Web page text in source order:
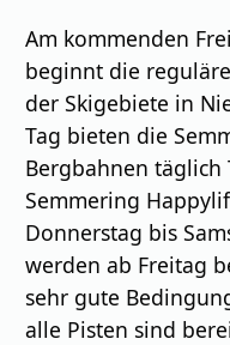
Am kommenden
beginnt die
der Skigebiete in
Tag bieten die
Bergbahnen täglich
Semmering
Donnerstag bis
werden ab Freitag
sehr gute
alle Pisten sind